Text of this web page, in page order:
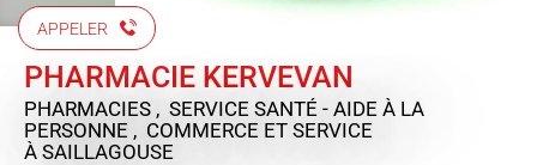
APPELER
PHARMACIE KERVEVAN
PHARMACIES , SERVICE SANTÉ - AIDE À LA
PERSONNE , COMMERCE ET SERVICE
À SAILLAGOUSE